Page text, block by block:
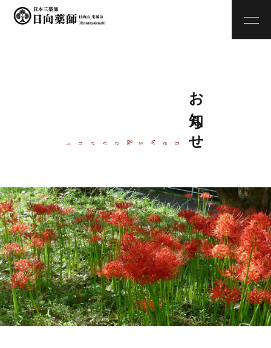
お知らせ
ne
w s
& even
t